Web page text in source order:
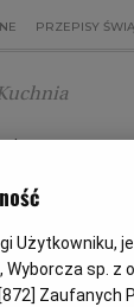
CIASTA
PRZYJĘCIE
CHIŃSKA
GRECKA
DIETA
SERWISY
PRZEPISY
na
Światowy
i nie tylko
PROSTE
Użytkowniku,
sp. z
872] Zaufanych